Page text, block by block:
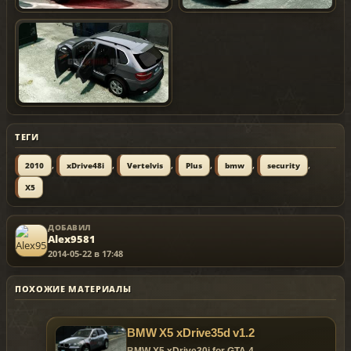
ТЕГИ
2010 , xDrive48i , Vertelvis , Plus , bmw , security ,
X5
ДОБАВИЛ
Alex9581
2014-05-22 в 17:48
ПОХОЖИЕ МАТЕРИАЛЫ
BMW X5 xDrive35d v1.2